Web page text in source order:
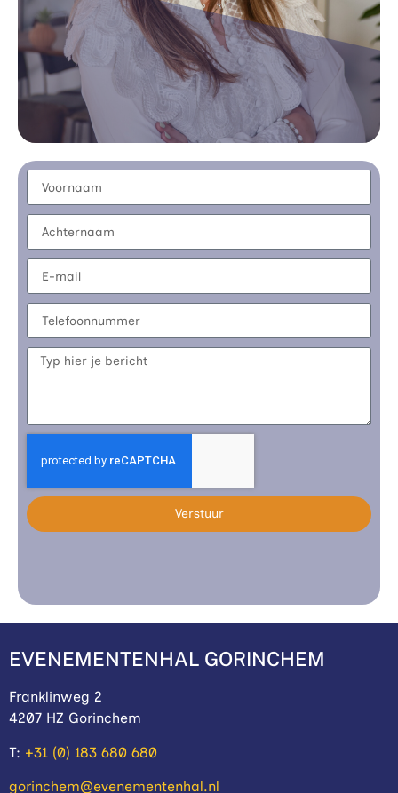
Verstuur
EVENEMENTENHAL GORINCHEM
Franklinweg 2
4207 HZ Gorinchem
T: +31 (0) 183 680 680
gorinchem@evenementenhal.nl